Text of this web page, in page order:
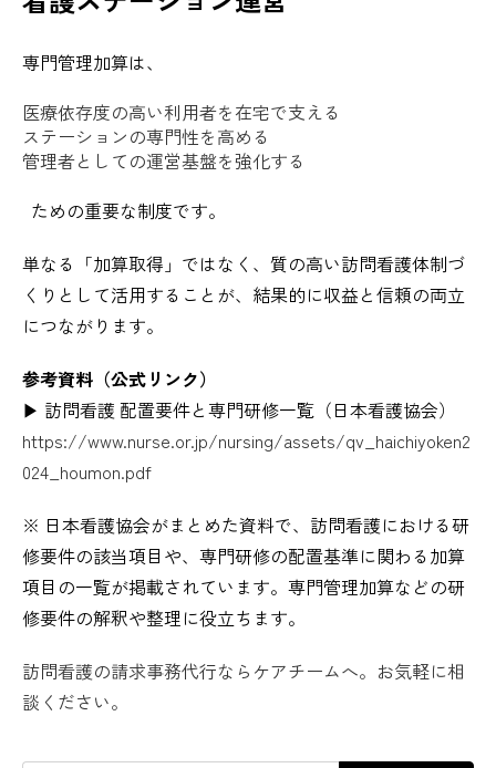
専門管理加算は、
医療依存度の高い利用者を在宅で支える
ステーションの専門性を高める
管理者としての運営基盤を強化する
ための重要な制度です。
単なる「加算取得」ではなく、質の高い訪問看護体制づ
くりとして活用することが、結果的に収益と信頼の両立
につながります。
参考資料（公式リンク）
▶ 訪問看護 配置要件と専門研修一覧（日本看護協会）
https://www.nurse.or.jp/nursing/assets/qv_haichiyoken2
024_houmon.pdf
※ 日本看護協会がまとめた資料で、訪問看護における研
修要件の該当項目や、専門研修の配置基準に関わる加算
項目の一覧が掲載されています。専門管理加算などの研
修要件の解釈や整理に役立ちます。
訪問看護の請求事務代行ならケアチームへ。お気軽に相
談ください。